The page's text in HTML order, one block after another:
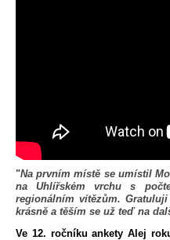
"Na prvním místě se umístil
na Uhlířském vrchu s
regionálním vítězům.
krásně a těším se už teď na
Ve 12. ročníku ankety Alej